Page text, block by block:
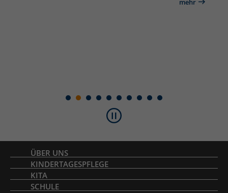
mehr
Inhaltsverzeichnis
ÜBER UNS
KINDERTAGESPFLEGE
KITA
SCHULE